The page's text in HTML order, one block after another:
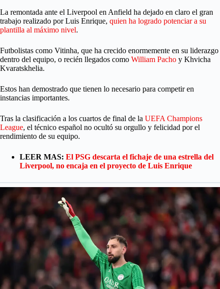
La remontada ante el Liverpool en Anfield ha dejado en claro el gran
trabajo realizado por Luis Enrique, quien ha logrado potenciar a su
plantilla al máximo nivel.
Futbolistas como Vitinha, que ha crecido enormemente en su liderazgo
dentro del equipo, o recién llegados como William Pacho y Khvicha
Kvaratskhelia.
Estos han demostrado que tienen lo necesario para competir en
instancias importantes.
Tras la clasificación a los cuartos de final de la UEFA Champions
League, el técnico español no ocultó su orgullo y felicidad por el
rendimiento de su equipo.
LEER MAS: El PSG descarta el fichaje de una estrella del
Liverpool, no encaja en el proyecto de Luis Enrique